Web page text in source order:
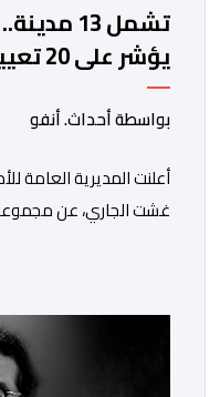
تشمل
يؤشر
المسؤولية
بواسطة أحداث. أنفو
غشت الجاري، عن
والعيون والدار البيضاء
وذلك في إطار دينامية
والاستعانة بكفاءات